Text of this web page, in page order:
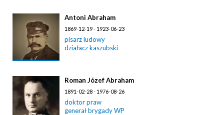
Antoni Abraham
1869-12-19 - 1923-06-23
pisarz ludowy
działacz kaszubski
Roman Józef Abraham
1891-02-28 - 1976-08-26
doktor praw
generał brygady WP